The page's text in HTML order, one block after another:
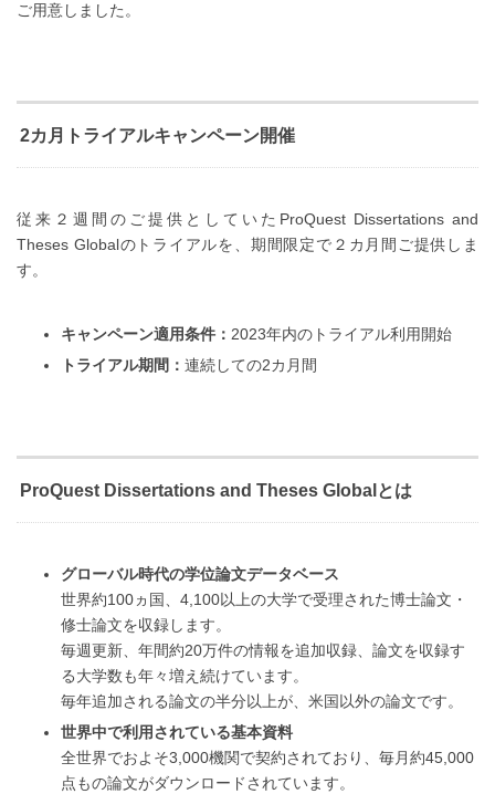
ご用意しました。
2カ月トライアルキャンペーン開催
従来２週間のご提供としていたProQuest Dissertations and
Theses Globalのトライアルを、期間限定で２カ月間ご提供しま
す。
キャンペーン適用条件： 2023年内のトライアル利用開始
トライアル期間： 連続しての2カ月間
ProQuest Dissertations and Theses Globalとは
グローバル時代の学位論文データベース
世界約100ヵ国、4,100以上の大学で受理された博士論文・
修士論文を収録します。
毎週更新、年間約20万件の情報を追加収録、論文を収録す
る大学数も年々増え続けています。
毎年追加される論文の半分以上が、米国以外の論文です。
世界中で利用されている基本資料
全世界でおよそ3,000機関で契約されており、毎月約45,000
点もの論文がダウンロードされています。